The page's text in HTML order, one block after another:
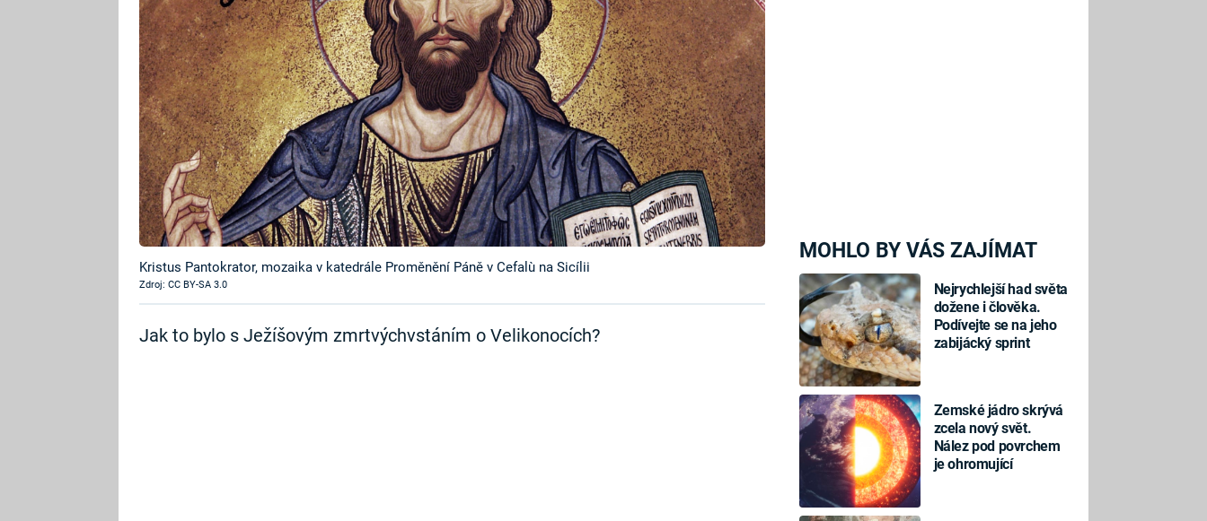
MOHLO BY VÁS ZAJÍMAT
Nejrychlejší had světa
dožene i člověka.
Podívejte se na jeho
zabijácký sprint
Zemské jádro skrývá
zcela nový svět.
Nález pod povrchem
je ohromující
Kristus Pantokrator, mozaika v katedrále Proměnění Páně v Cefalù na Sicílii
Zdroj: CC BY-SA 3.0
Jak to bylo s Ježíšovým zmrtvýchvstáním o Velikonocích?